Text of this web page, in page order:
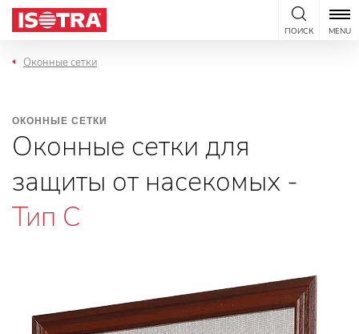
Перейти к содержанию
ПОИСК MENU
Оконные сетки
ОКОННЫЕ СЕТКИ
Оконные сетки для
защиты от насекомых -
Тип C